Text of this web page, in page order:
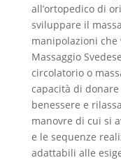
all’ortopedico di
sviluppare il
manipolazioni che
Massaggio
circolatorio o
capacità di
benessere e
manovre di cui si
e le sequenze
adattabili alle